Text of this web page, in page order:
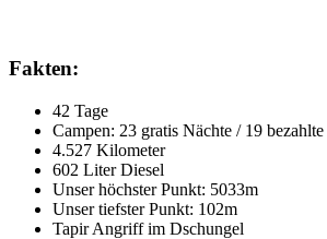
Fakten:
42 Tage
Campen: 23 gratis Nächte / 19
4.527 Kilometer
602 Liter Diesel
Unser höchster Punkt: 5033m
Unser tiefster Punkt: 102m
Tapir Angriff im Dschungel